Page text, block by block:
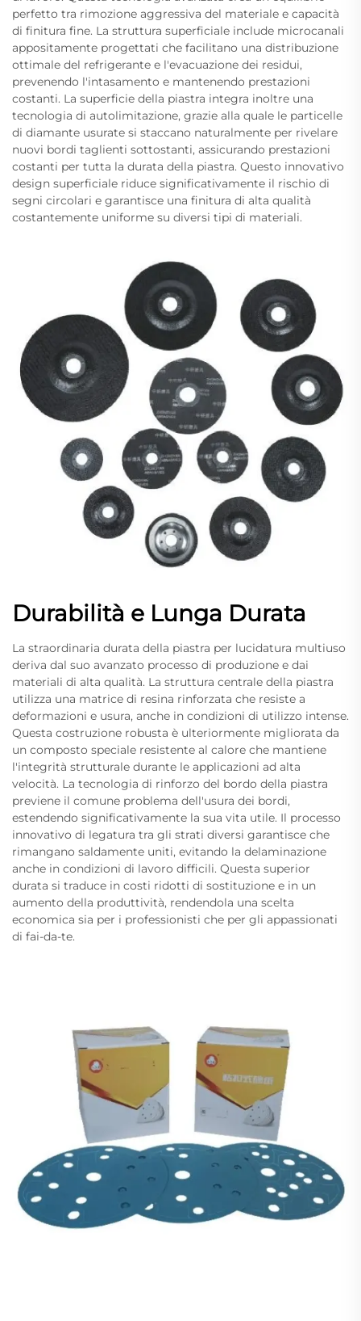
perfetto tra rimozione aggressiva del materiale e capacità
di finitura fine. La struttura superficiale include microcanali
appositamente progettati che facilitano una distribuzione
ottimale del refrigerante e l'evacuazione dei residui,
prevenendo l'intasamento e mantenendo prestazioni
costanti. La superficie della piastra integra inoltre una
tecnologia di autolimitazione, grazie alla quale le particelle
di diamante usurate si staccano naturalmente per rivelare
nuovi bordi taglienti sottostanti, assicurando prestazioni
costanti per tutta la durata della piastra. Questo innovativo
design superficiale riduce significativamente il rischio di
segni circolari e garantisce una finitura di alta qualità
costantemente uniforme su diversi tipi di materiali.
Durabilità e Lunga Durata
La straordinaria durata della piastra per lucidatura multiuso
deriva dal suo avanzato processo di produzione e dai
materiali di alta qualità. La struttura centrale della piastra
utilizza una matrice di resina rinforzata che resiste a
deformazioni e usura, anche in condizioni di utilizzo intense.
Questa costruzione robusta è ulteriormente migliorata da
un composto speciale resistente al calore che mantiene
l'integrità strutturale durante le applicazioni ad alta
velocità. La tecnologia di rinforzo del bordo della piastra
previene il comune problema dell'usura dei bordi,
estendendo significativamente la sua vita utile. Il processo
innovativo di legatura tra gli strati diversi garantisce che
rimangano saldamente uniti, evitando la delaminazione
anche in condizioni di lavoro difficili. Questa superior
durata si traduce in costi ridotti di sostituzione e in un
aumento della produttività, rendendola una scelta
economica sia per i professionisti che per gli appassionati
di fai-da-te.